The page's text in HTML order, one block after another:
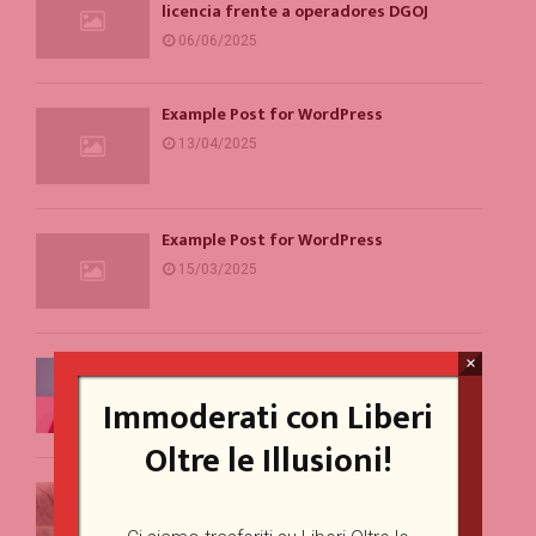
licencia frente a operadores DGOJ
06/06/2025
Example Post for WordPress
13/04/2025
Example Post for WordPress
15/03/2025
(forse)
20/10/2023
Immoderati con Liberi
Oltre le Illusioni!
×